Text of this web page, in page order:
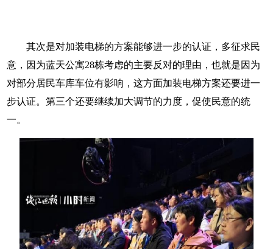
其次是对加装电梯的方案能够进一步的认证，多征求民
意，因为蓝天公寓28栋考虑的主要反对的理由，也就是因为
对部分居民车库车位有影响，这方面加装电梯方案还要进一
步认证。第三个还要继续加大调节的力度，促使民意的统
一。